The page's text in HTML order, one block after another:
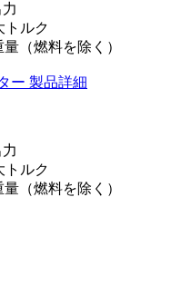
トルク
（燃料を除く）
ー 製品詳細
トルク
（燃料を除く）